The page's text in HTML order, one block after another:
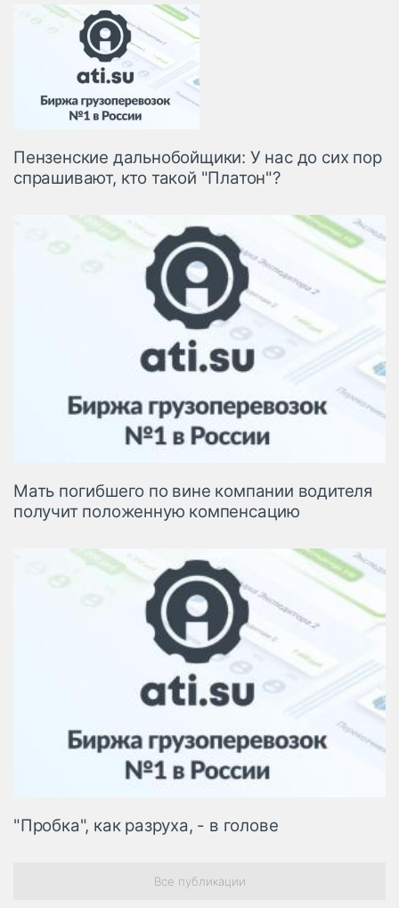
Пензенские дальнобойщики: У нас до сих пор
спрашивают, кто такой "Платон"?
Мать погибшего по вине компании водителя
получит положенную компенсацию
"Пробка", как разруха, - в голове
Все публикации